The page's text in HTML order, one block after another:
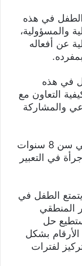
الطفل في هذه
والمسؤولية،
عن أفعاله
في هذه
التعاون مع
والمشاركة
5- الثقة بالنفس: يزداد الطفل في سن 8 سنوات
في التعبير
الطفل في
المنطقي
حل
بشكل
لفترات